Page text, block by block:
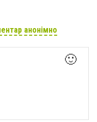
анонімно
🙂